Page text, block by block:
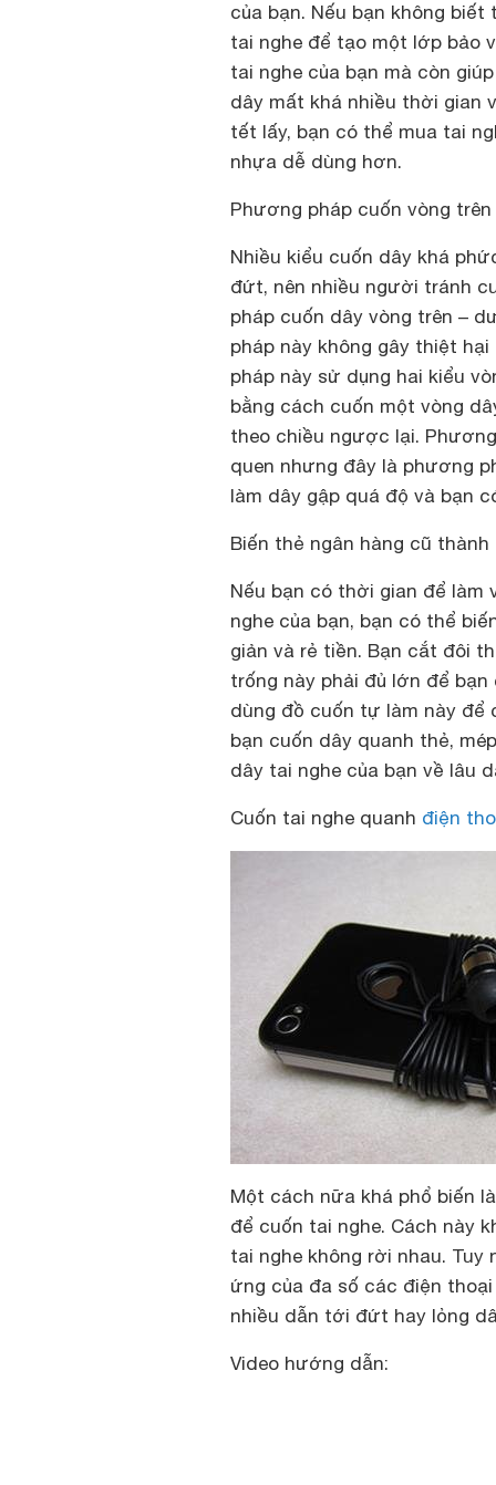
của bạn. Nếu bạn không
tai nghe để tạo một lớp bảo
tai nghe của bạn mà còn
dây mất khá nhiều thời gian
tết lấy, bạn có thể mua tai
nhựa dễ dùng hơn.
Phương pháp cuốn vòng
Nhiều kiểu cuốn dây khá
đứt, nên nhiều người tránh
pháp cuốn dây vòng trên –
pháp này không gây thiệt
pháp này sử dụng hai kiểu
bằng cách cuốn một vòng
theo chiều ngược lại.
quen nhưng đây là phương
làm dây gập quá độ và bạn
Biến thẻ ngân hàng cũ
Nếu bạn có thời gian để làm
nghe của bạn, bạn có thể
giản và rẻ tiền. Bạn cắt đôi
trống này phải đủ lớn để
dùng đồ cuốn tự làm này để
bạn cuốn dây quanh thẻ,
dây tai nghe của bạn về lâu
Cuốn tai nghe quanh điện
Một cách nữa khá phổ biến
để cuốn tai nghe. Cách này
tai nghe không rời nhau.
ứng của đa số các điện
nhiều dẫn tới đứt hay lỏng
Video hướng dẫn: